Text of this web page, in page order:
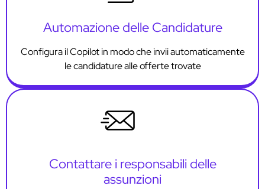
Automazione delle Candidature
Configura il Copilot in modo che invii automaticamente
le candidature alle offerte trovate
Contattare i responsabili delle
assunzioni